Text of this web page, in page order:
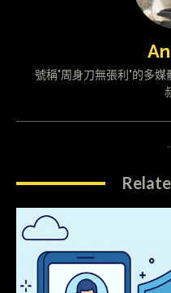
號稱"周身刀無張利"的多